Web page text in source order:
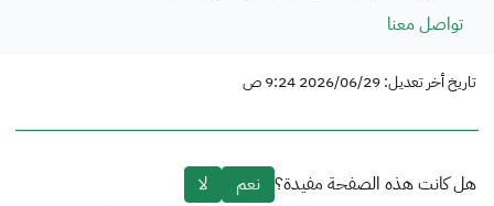
تواصل معنا
تاريخ أخر تعديل: 2026/06/29 9:24 ص
هل كانت هذه الصفحة مفيدة؟ نعم
لا